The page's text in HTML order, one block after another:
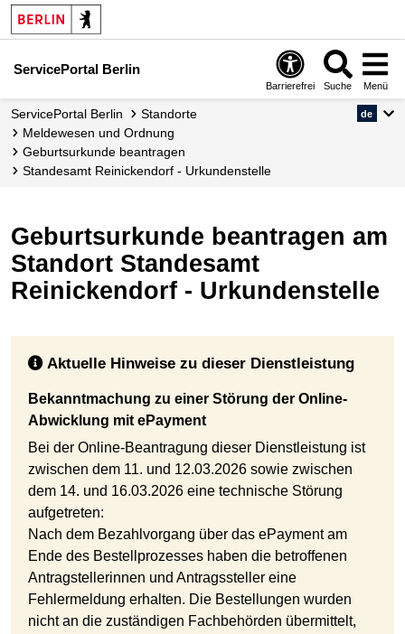
ServicePortal Berlin
Barrierefrei Suche Menü
ServicePortal Berlin
Standorte
Meldewesen und Ordnung
Geburtsurkunde beantragen
Standesamt Reinickendorf - Urkundenstelle
de
Geburtsurkunde beantragen am
Standort Standesamt
Reinickendorf - Urkundenstelle
Aktuelle Hinweise zu dieser Dienstleistung
Bekanntmachung zu einer Störung der Online-
Abwicklung mit ePayment
Bei der Online-Beantragung dieser Dienstleistung ist
zwischen dem 11. und 12.03.2026 sowie zwischen
dem 14. und 16.03.2026 eine technische Störung
aufgetreten:
Nach dem Bezahlvorgang über das ePayment am
Ende des Bestellprozesses haben die betroffenen
Antragstellerinnen und Antragssteller eine
Fehlermeldung erhalten. Die Bestellungen wurden
nicht an die zuständigen Fachbehörden übermittelt,